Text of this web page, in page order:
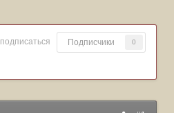
Подписчики 0